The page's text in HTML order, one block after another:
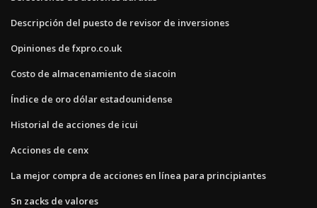
Descripción del puesto de revisor de inversiones
Opiniones de fxpro.co.uk
Costo de almacenamiento de siacoin
Índice de oro dólar estadounidense
Historial de acciones de icui
Acciones de cenx
La mejor compra de acciones en línea para principiantes
Sn zacks de valores